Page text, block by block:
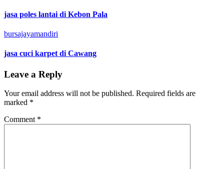
jasa poles lantai di Kebon Pala
bursajayamandiri
jasa cuci karpet di Cawang
Leave a Reply
Your email address will not be published. Required fields are
marked *
Comment *